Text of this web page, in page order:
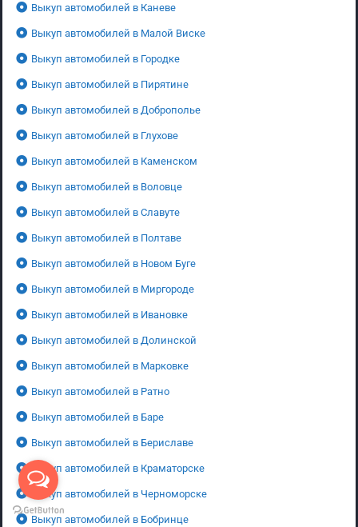
Выкуп автомобилей в Каневе
Выкуп автомобилей в Малой Виске
Выкуп автомобилей в Городке
Выкуп автомобилей в Пирятине
Выкуп автомобилей в Доброполье
Выкуп автомобилей в Глухове
Выкуп автомобилей в Каменском
Выкуп автомобилей в Воловце
Выкуп автомобилей в Славуте
Выкуп автомобилей в Полтаве
Выкуп автомобилей в Новом Буге
Выкуп автомобилей в Миргороде
Выкуп автомобилей в Ивановке
Выкуп автомобилей в Долинской
Выкуп автомобилей в Марковке
Выкуп автомобилей в Ратно
Выкуп автомобилей в Баре
Выкуп автомобилей в Бериславе
Выкуп автомобилей в Краматорске
Выкуп автомобилей в Черноморске
Выкуп автомобилей в Бобринце